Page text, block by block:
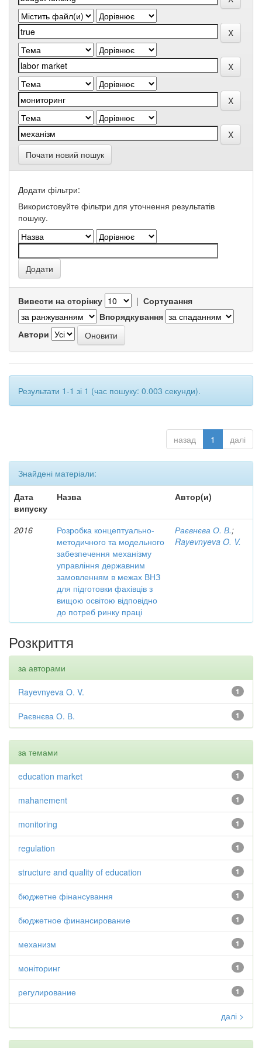
Почати новий пошук
Додати фільтри:
Використовуйте фільтри для уточнення результатів
пошуку.
Вивести на сторінку | Сортування
Впорядкування
Автори
Результати 1-1 зі 1 (час пошуку: 0.003 секунди).
назад 1 далі
Знайдені матеріали:
Дата
випуску
Назва Автор(и)
2016
Розробка концептуально-
методичного та модельного
забезпечення механізму
управління державним
замовленням в межах ВНЗ
для підготовки фахівців з
вищою освітою відповідно
до потреб ринку праці
Раєвнєва О. В.;
Rayevnyeva O. V.
Розкриття
за авторами
1
Rayevnyeva O. V.
1
Раєвнєва О. В.
за темами
1
education market
1
mahanement
1
monitoring
1
regulation
1
structure and quality of education
1
бюджетне фінансування
1
бюджетное финансирование
1
механизм
1
моніторинг
1
регулирование
далі >